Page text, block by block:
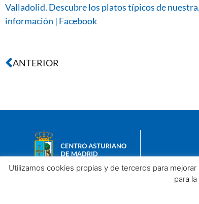
Valladolid. Descubre los platos típicos de
información | Facebook
ANTERIOR
Utilizamos cookies propias y de terceros para
para